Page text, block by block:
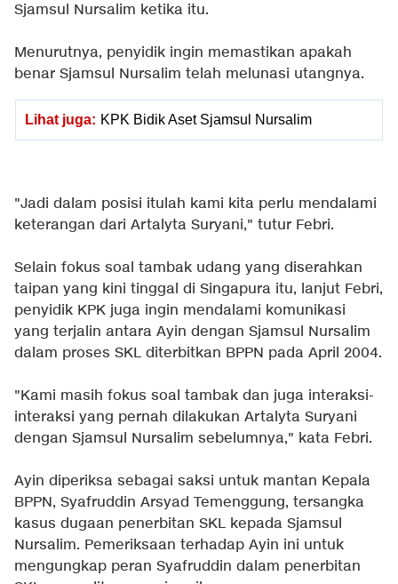
Sjamsul Nursalim ketika itu.
Menurutnya, penyidik ingin memastikan apakah
benar Sjamsul Nursalim telah melunasi utangnya.
Lihat juga: KPK Bidik Aset Sjamsul Nursalim
"Jadi dalam posisi itulah kami kita perlu mendalami
keterangan dari Artalyta Suryani," tutur Febri.
Selain fokus soal tambak udang yang diserahkan
taipan yang kini tinggal di Singapura itu, lanjut Febri,
penyidik KPK juga ingin mendalami komunikasi
yang terjalin antara Ayin dengan Sjamsul Nursalim
dalam proses SKL diterbitkan BPPN pada April 2004.
"Kami masih fokus soal tambak dan juga interaksi-
interaksi yang pernah dilakukan Artalyta Suryani
dengan Sjamsul Nursalim sebelumnya," kata Febri.
Ayin diperiksa sebagai saksi untuk mantan Kepala
BPPN, Syafruddin Arsyad Temenggung, tersangka
kasus dugaan penerbitan SKL kepada Sjamsul
Nursalim. Pemeriksaan terhadap Ayin ini untuk
mengungkap peran Syafruddin dalam penerbitan